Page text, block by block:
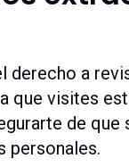
derecho a
que visites
de
personales.